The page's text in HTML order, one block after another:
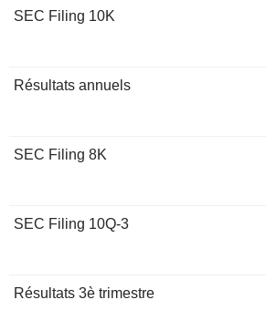
SEC Filing 10K
Résultats annuels
SEC Filing 8K
SEC Filing 10Q-3
Résultats 3è trimestre